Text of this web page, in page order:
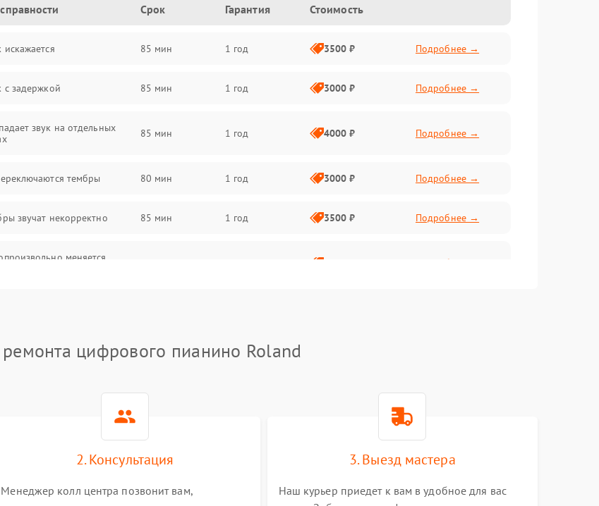
Срок Гарантия Стоимость
искажается 85 мин 1 год 3500 ₽ Подробнее →
с задержкой 85 мин 1 год 3000 ₽ Подробнее →
звук на отдельных
85 мин 1 год 4000 ₽ Подробнее →
тембры 80 мин 1 год 3000 ₽ Подробнее →
звучат некорректно 85 мин 1 год 3500 ₽ Подробнее →
меняется
2800 ₽ Подробнее →
цифрового пианино Roland
2. Консультация
Менеджер колл центра позвонит вам,
3. Выезд мастера
Наш курьер приедет к вам в удобное для вас